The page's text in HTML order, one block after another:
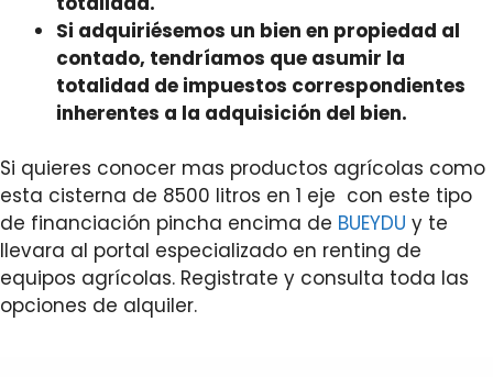
Si adquiriésemos un bien en propiedad al
contado, tendríamos que asumir la
totalidad de impuestos correspondientes
inherentes a la adquisición del bien.
Si quieres conocer mas productos agrícolas como
esta cisterna de 8500 litros en 1 eje con este tipo
de financiación pincha encima de BUEYDU y te
llevara al portal especializado en renting de
equipos agrícolas. Registrate y consulta toda las
opciones de alquiler.